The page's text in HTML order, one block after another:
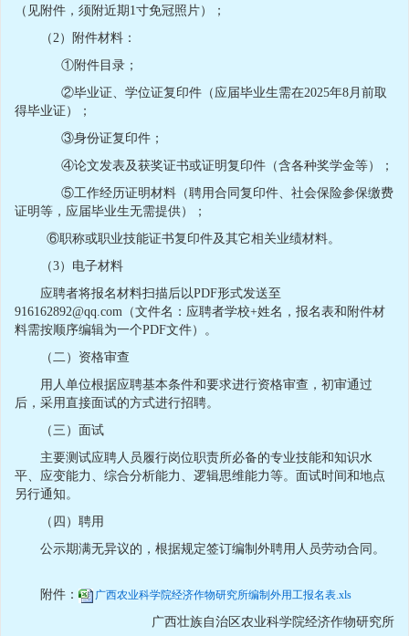
（见附件，须附近期1寸免冠照片）；
（2）附件材料：
①附件目录；
②毕业证、学位证复印件（应届毕业生需在2025年8月前取
得毕业证）；
③身份证复印件；
④论文发表及获奖证书或证明复印件（含各种奖学金等）；
⑤工作经历证明材料（聘用合同复印件、社会保险参保缴费
证明等，应届毕业生无需提供）；
⑥职称或职业技能证书复印件及其它相关业绩材料。
（3）电子材料
应聘者将报名材料扫描后以PDF形式发送至
916162892@qq.com（文件名：应聘者学校+姓名，报名表和附件材
料需按顺序编辑为一个PDF文件）。
（二）资格审查
用人单位根据应聘基本条件和要求进行资格审查，初审通过
后，采用直接面试的方式进行招聘。
（三）面试
主要测试应聘人员履行岗位职责所必备的专业技能和知识水
平、应变能力、综合分析能力、逻辑思维能力等。面试时间和地点
另行通知。
（四）聘用
公示期满无异议的，根据规定签订编制外聘用人员劳动合同。
附件： 广西农业科学院经济作物研究所编制外用工报名表.xls
广西壮族自治区农业科学院经济作物研究所